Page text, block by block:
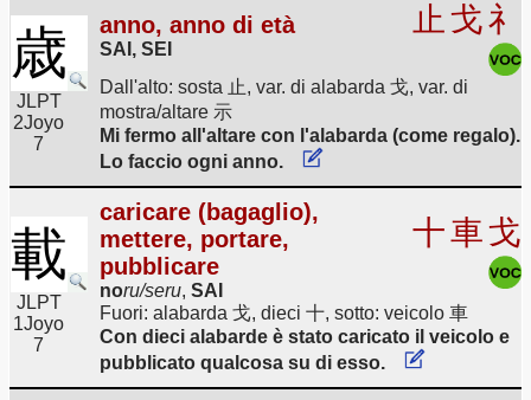
歳
JLPT
2Joyo
7
anno, anno di età
SAI, SEI
止 戈礻
Dall'alto: sosta 止, var. di alabarda 戈, var. di
mostra/altare 示
Mi fermo all'altare con l'alabarda (come regalo).
Lo faccio ogni anno.
載
JLPT
1Joyo
7
caricare (bagaglio),
mettere, portare,
pubblicare
noru/seru, SAI
十車戈
Fuori: alabarda 戈, dieci 十, sotto: veicolo 車
Con dieci alabarde è stato caricato il veicolo e
pubblicato qualcosa su di esso.